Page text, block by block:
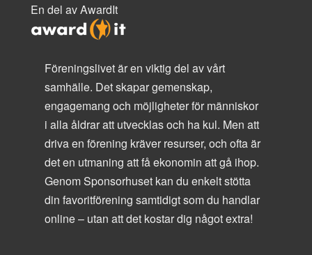
En del av AwardIt
Föreningslivet är en viktig del av vårt
samhälle. Det skapar gemenskap,
engagemang och möjligheter för människor
i alla åldrar att utvecklas och ha kul. Men att
driva en förening kräver resurser, och ofta är
det en utmaning att få ekonomin att gå ihop.
Genom Sponsorhuset kan du enkelt stötta
din favoritförening samtidigt som du handlar
online – utan att det kostar dig något extra!